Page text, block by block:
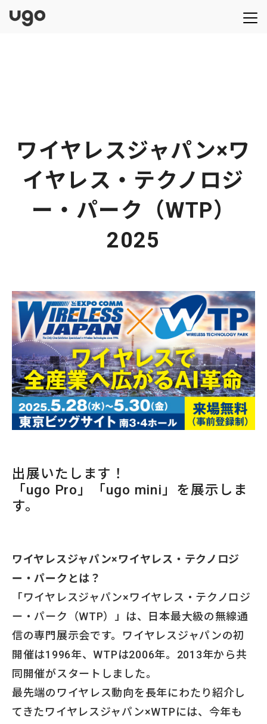
ワイヤレスジャパン×ワ
イヤレス・テクノロジ
ー・パーク（WTP）
2025
出展いたします！
「ugo Pro」「ugo mini」を展示しま
す。
ワイヤレスジャパン×ワイヤレス・テクノロジ
ー・パークとは？
「ワイヤレスジャパン×ワイヤレス・テクノロジ
ー・パーク（WTP）」は、日本最大級の無線通
信の専門展示会です。ワイヤレスジャパンの初
開催は1996年、WTPは2006年。2013年から共
同開催がスタートしました。
最先端のワイヤレス動向を長年にわたり紹介し
てきたワイヤレスジャパン×WTPには、今年も